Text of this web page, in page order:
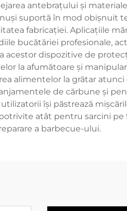
antebrațului și
suportă în mod obișnuit
fabricației. Aplicațiile
bucătăriei profesionale,
acestor dispozitive de
la afumătoare și
alimentelor la grătar atunci
de cărbune și
își păstrează
atât pentru sarcini
a barbecue-ului.